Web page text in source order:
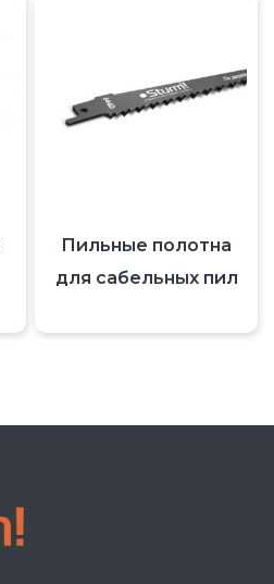
Пильные полотна
для сабельных пил